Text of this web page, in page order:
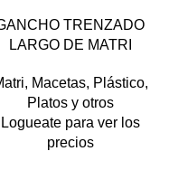
NEGRO
TERRA
VERDE OSCURO
TRENZADO
LARGO DE MATRI
, Macetas, Plástico,
Platos y otros
Logueate para ver los
precios